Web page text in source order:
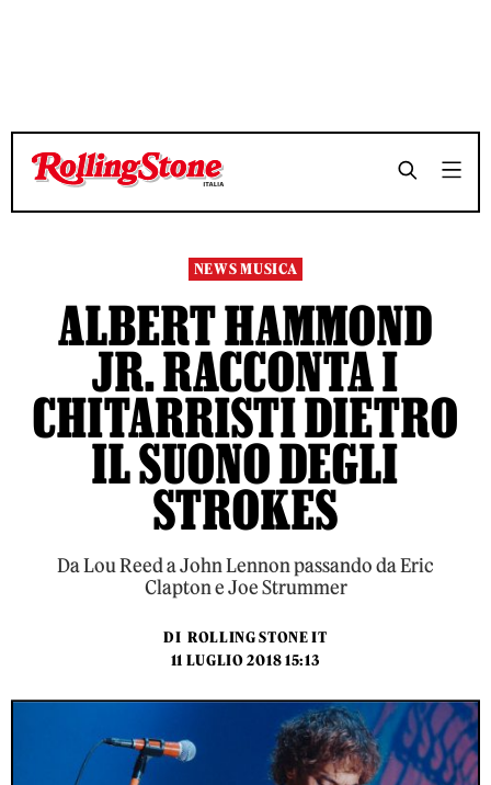
TEMPO DI LETTURA 5 MINUTI SHARE
TEMPO DI LETTURA 5 MINUTI SHARE
NEWS MUSICA
ALBERT HAMMOND
JR. RACCONTA I
CHITARRISTI DIETRO
IL SUONO DEGLI
STROKES
Da Lou Reed a John Lennon passando da Eric
Clapton e Joe Strummer
DI ROLLING STONE IT
11 LUGLIO 2018 15:13